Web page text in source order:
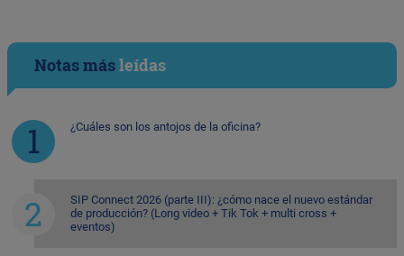
Notas másleídas
¿Cuáles son los antojos de la oficina?
SIP Connect 2026 (parte III): ¿cómo nace el nuevo estándar
de producción? (Long video + Tik Tok + multi cross +
eventos)